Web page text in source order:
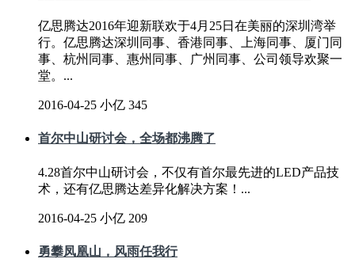
亿思腾达2016年迎新联欢于4月25日在美丽的深圳湾举
行。亿思腾达深圳同事、香港同事、上海同事、厦门同
事、杭州同事、惠州同事、广州同事、公司领导欢聚一
堂。...
2016-04-25 小亿 345
首尔中山研讨会，全场都沸腾了
4.28首尔中山研讨会，不仅有首尔最先进的LED产品技
术，还有亿思腾达差异化解决方案！...
2016-04-25 小亿 209
勇攀凤凰山，风雨任我行